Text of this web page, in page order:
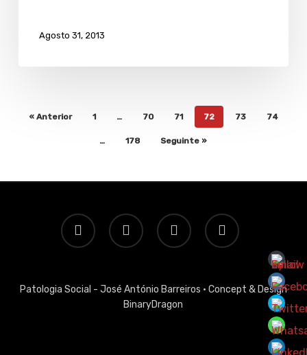
Agosto 31, 2013
« Anterior 1 … 70 71 72 73 74
… 178 Seguinte »
twitter facebook linkedin email
Patologia Social - José António Barreiros · Concept & Design
BinaryDragon